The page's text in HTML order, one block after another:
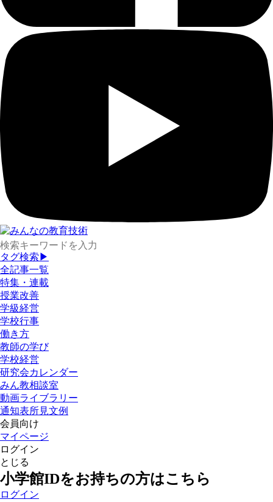
タグ検索▶
全記事一覧
特集・連載
授業改善
学級経営
学校行事
働き方
教師の学び
学校経営
研究会カレンダー
みん教相談室
動画ライブラリー
通知表所見文例
会員向け
マイページ
ログイン
とじる
小学館IDをお持ちの方はこちら
ログイン